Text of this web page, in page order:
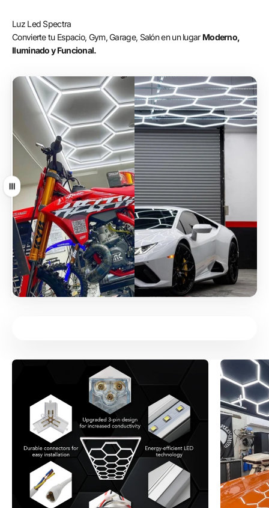
Luz Led Spectra
Convierte tu Espacio, Gym, Garage, Salón en un lugar Moderno,
Iluminado y Funcional.
Arrastrar